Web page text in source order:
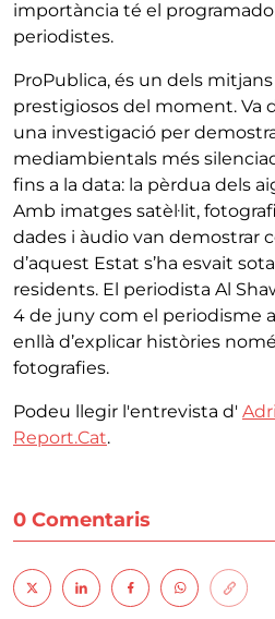
importància té el
periodistes.
ProPublica, és un dels
prestigiosos del moment. Va
una investigació per
mediambientals més
fins a la data: la pèrdua dels
Amb imatges satèl·lit,
dades i àudio van demostrar
d’aquest Estat s’ha esvait
residents. El periodista Al
4 de juny com el periodisme
enllà d’explicar històries
fotografies.
Podeu llegir l'entrevista d'
Report.Cat.
0 Comentaris